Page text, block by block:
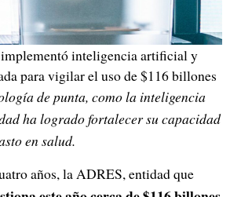
inteligencia artificial y
para vigilar el uso de $116 billones
de punta, como la inteligencia
ha logrado fortalecer su capacidad
en salud.
años, la ADRES, entidad que